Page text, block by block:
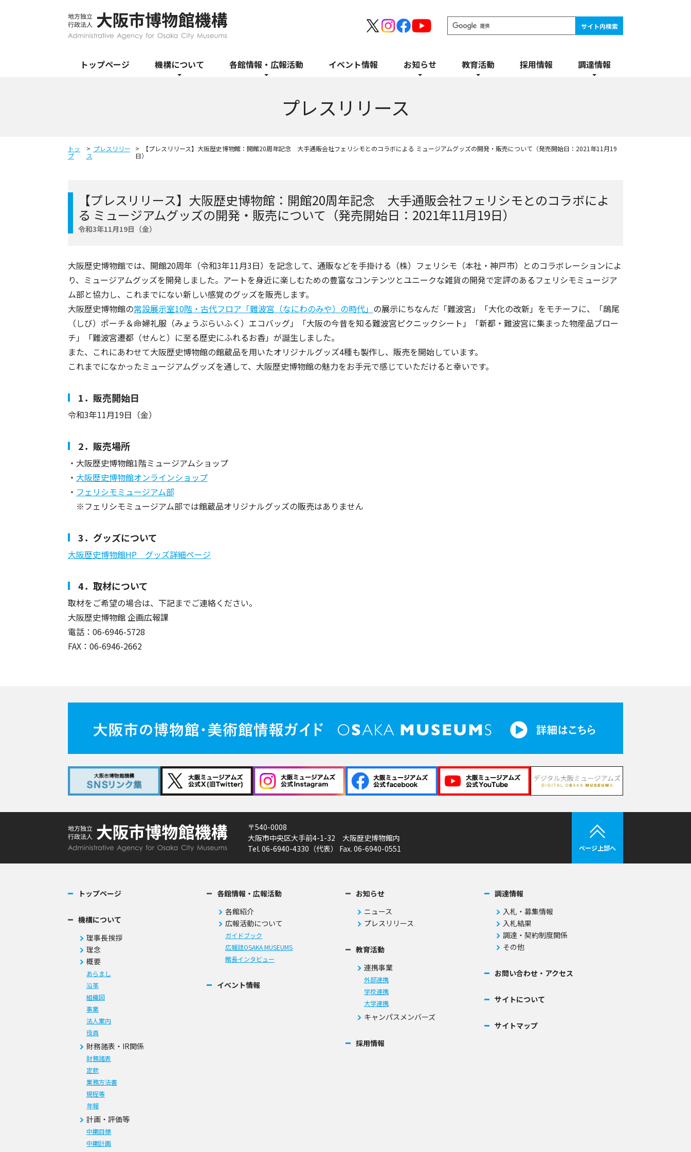
トップページ 機構について 各館情報・広報活動 イベント情報 お知らせ 教育活動 採用情報 調達情報
プレスリリース
トッ
プ
プレスリリー
ス
【プレスリリース】大阪歴史博物館：開館20周年記念 大手通販会社フェリシモとのコラボによる ミュージアムグッズの開発・販売について（発売開始日：2021年11月19
日）
【プレスリリース】大阪歴史博物館：開館20周年記念 大手通販会社フェリシモとのコラボによ
る ミュージアムグッズの開発・販売について（発売開始日：2021年11月19日）
令和3年11月19日（金）
大阪歴史博物館では、開館20周年（令和3年11月3日）を記念して、通販などを手掛ける（株）フェリシモ（本社・神戸市）とのコラボレーションによ
り、ミュージアムグッズを開発しました。アートを身近に楽しむための豊富なコンテンツとユニークな雑貨の開発で定評のあるフェリシモミュージア
ム部と協力し、これまでにない新しい感覚のグッズを販売します。
大阪歴史博物館の常設展示室10階・古代フロア「難波宮（なにわのみや）の時代」 の展示にちなんだ「難波宮」「大化の改新」をモチーフに、「鴟尾
（しび）ポーチ＆命婦礼服（みょうぶらいふく）エコバッグ」「大阪の今昔を知る難波宮ピクニックシート」「新都・難波宮に集まった物産品ブロー
チ」「難波宮遷都（せんと）に至る歴史にふれるお香」が誕生しました。
また、これにあわせて大阪歴史博物館の館蔵品を用いたオリジナルグッズ4種も製作し、販売を開始しています。
これまでになかったミュージアムグッズを通して、大阪歴史博物館の魅力をお手元で感じていただけると幸いです。
1．販売開始日
令和3年11月19日（金）
2．販売場所
・大阪歴史博物館1階ミュージアムショップ
・ 大阪歴史博物館オンラインショップ
・ フェリシモミュージアム部
※フェリシモミュージアム部では館蔵品オリジナルグッズの販売はありません
3．グッズについて
大阪歴史博物館HP グッズ詳細ページ
4．取材について
取材をご希望の場合は、下記までご連絡ください。
大阪歴史博物館 企画広報課
電話：06-6946-5728
FAX：06-6946-2662
〒540-0008
大阪市中央区大手前4-1-32 大阪歴史博物館内
Tel. 06-6940-4330（代表） Fax. 06-6940-0551
ページ上部へ
トップページ
機構について
理事長挨拶
理念
概要
あらまし
沿革
組織図
事業
法人案内
役員
財務諸表・IR関係
財務諸表
定款
業務方法書
規程等
年報
計画・評価等
中期目標
中期計画
各館情報・広報活動
各館紹介
広報活動について
ガイドブック
広報誌OSAKA MUSEUMS
館長インタビュー
イベント情報
お知らせ
ニュース
プレスリリース
教育活動
連携事業
外部連携
学校連携
大学連携
キャンパスメンバーズ
採用情報
調達情報
入札・募集情報
入札結果
調達・契約制度関係
その他
お問い合わせ・アクセス
サイトについて
サイトマップ